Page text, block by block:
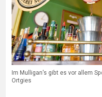
Im Mulligan's gibt es vor allem
Ortgies